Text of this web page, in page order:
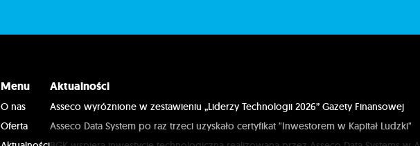
Menu
O nas
Oferta
Aktualności
Asseco wyróżnione w zestawieniu „Liderzy Technologii 2026” Gazety Finansowej
Asseco Data System po raz trzeci uzyskało certyfikat "Inwestorem w Kapitał Ludzki"